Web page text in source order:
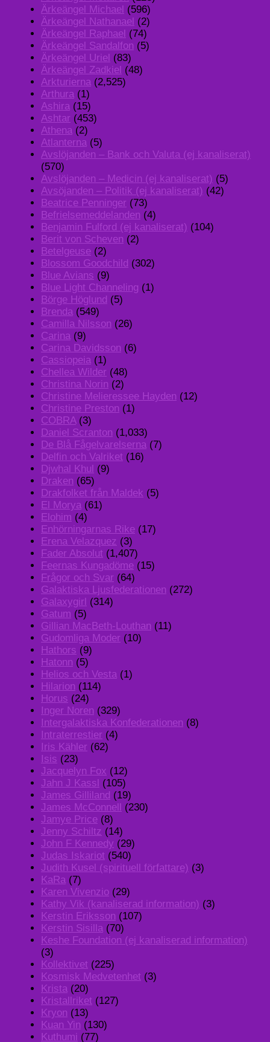
Ärkeängel Michael (596)
Ärkeängel Nathanael (2)
Ärkeängel Raphael (74)
Ärkeängel Sandalfon (5)
Ärkeängel Uriel (83)
Ärkeängel Zadkiel (48)
Arkturierna (2,525)
Arthura (1)
Ashira (15)
Ashtar (453)
Athena (2)
Atlanterna (5)
Avslöjanden – Bank och Valuta (ej kanaliserat)
(570)
Avslöjanden – Medicin (ej kanaliserat) (5)
Avsöjanden – Politik (ej kanaliserat) (42)
Beatrice Penninger (73)
Befrielsemeddelanden (4)
Benjamin Fulford (ej kanaliserat) (104)
Berit von Scheven (2)
Betelgeuse (2)
Blossom Goodchild (302)
Blue Avians (9)
Blue Light Channeling (1)
Börge Höglund (5)
Brenda (549)
Camilla Nilsson (26)
Carina (9)
Carina Davidsson (6)
Cassiopeia (1)
Chellea Wilder (48)
Christina Norin (2)
Christine Melieressee Hayden (12)
Christine Preston (1)
COBRA(3)
Daniel Scranton (1,033)
De Blå Fågelvarelserna (7)
Delfin och Valriket (16)
Djwhal Khul (9)
Draken (65)
Drakfolket från Maldek (5)
El Morya (61)
Elohim (4)
Enhörningarnas Rike (17)
Erena Velazquez (3)
Fader Absolut (1,407)
Feernas Kungadöme (15)
Frågor och Svar (64)
Galaktiska Ljusfederationen (272)
Galaxygirl (314)
Gatum (5)
Gillian MacBeth-Louthan (11)
Gudomliga Moder (10)
Hathors (9)
Hatonn (5)
Helios och Vesta (1)
Hilarion (114)
Horus (24)
Inger Noren (329)
Intergalaktiska Konfederationen (8)
Intraterrestier (4)
Iris Kähler (62)
Isis (23)
Jacquelyn Fox (12)
Jahn J Kassl (105)
James Gilliland (19)
James McConnell (230)
Jamye Price (8)
Jenny Schiltz (14)
John F Kennedy (29)
Judas Iskariot (540)
Judith Kusel (spirituell författare) (3)
KaRa (7)
Karen Vivenzio (29)
Kathy Vik (kanaliserad information) (3)
Kerstin Eriksson (107)
Kerstin Sisilla (70)
Keshe Foundation (ej kanaliserad information)
(3)
Kollektivet (225)
Kosmisk Medvetenhet (3)
Krista (20)
Kristallriket (127)
Kryon (13)
Kuan Yin (130)
Kuthumi (77)